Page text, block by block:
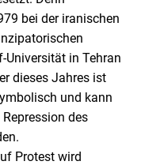
bei der iranischen
Universität in Tehran
dieses Jahres ist
und kann
des
Protest wird